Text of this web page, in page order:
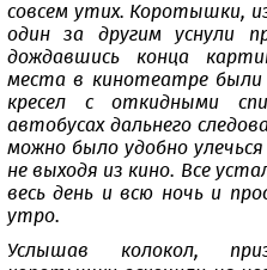
совсем утих. Коротышки,
один за другим уснули
дождавшись конца
места в кинотеатре были
кресел с откидными
автобусах дальнего
можно было удобно
не выходя из кино. Все
весь день и всю ночь и
утро.
Услышав колокол,